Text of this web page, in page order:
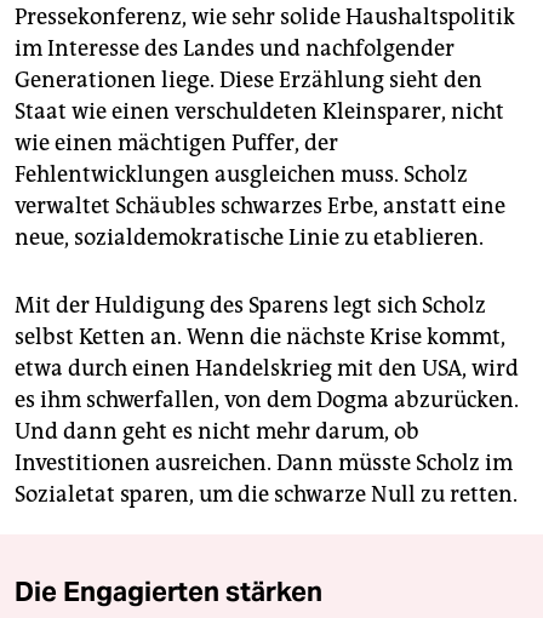
Pressekonferenz, wie sehr solide Haushaltspolitik
im Interesse des Landes und nachfolgender
Generationen liege. Diese Erzählung sieht den
Staat wie einen verschuldeten Kleinsparer, nicht
wie einen mächtigen Puffer, der
Fehlentwicklungen ausgleichen muss. Scholz
verwaltet Schäubles schwarzes Erbe, anstatt eine
neue, sozialdemokratische Linie zu etablieren.
Mit der Huldigung des Sparens legt sich Scholz
selbst Ketten an. Wenn die nächste Krise kommt,
etwa durch einen Handelskrieg mit den USA, wird
es ihm schwerfallen, von dem Dogma abzurücken.
Und dann geht es nicht mehr darum, ob
Investitionen ausreichen. Dann müsste Scholz im
Sozialetat sparen, um die schwarze Null zu retten.
Die Engagierten stärken